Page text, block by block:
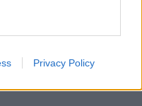
Privacy Policy
e il progetto Arco può
sul conto corrente
Miniato, agenzia di
specificando